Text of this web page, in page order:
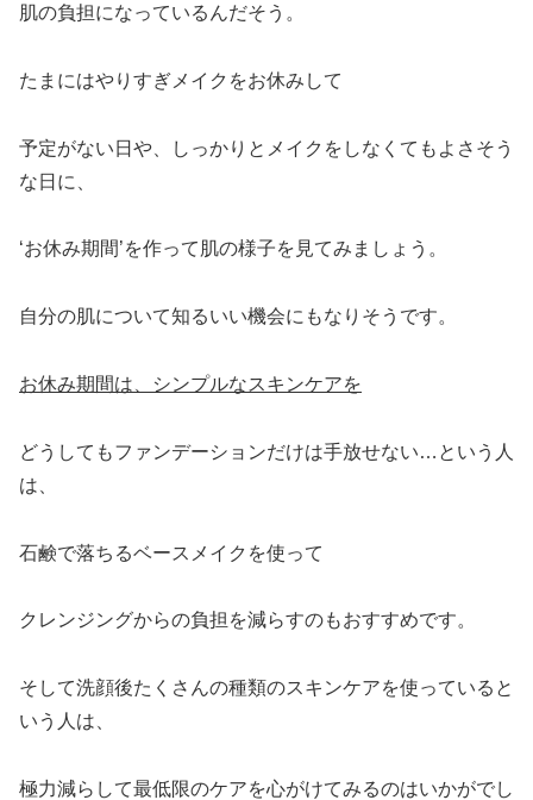
肌の負担になっているんだそう。
たまにはやりすぎメイクをお休みして
予定がない日や、しっかりとメイクをしなくてもよさそう
な日に、
‘お休み期間’を作って肌の様子を見てみましょう。
自分の肌について知るいい機会にもなりそうです。
お休み期間は、シンプルなスキンケアを
どうしてもファンデーションだけは手放せない…という人
は、
石鹸で落ちるベースメイクを使って
クレンジングからの負担を減らすのもおすすめです。
そして洗顔後たくさんの種類のスキンケアを使っていると
いう人は、
極力減らして最低限のケアを心がけてみるのはいかがでし